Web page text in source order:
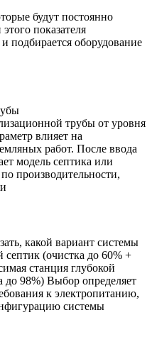
будут постоянно
показателя
и подбирается оборудование
трубы от уровня
влияет на
работ. После ввода
модель септика или
производительности,
какой вариант системы
(очистка до 60% +
станция глубокой
до 98%) Выбор определяет
к электропитанию,
системы